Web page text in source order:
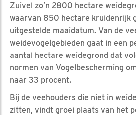
Zuivel zo’n 2800 hectare
waarvan 850 hectare kruidenrijk
uitgestelde maaidatum. Van de
weidevogelgebieden gaat in een
aantal hectare weidegrond dat
normen van Vogelbescherming
naar 33 procent.
Bij de veehouders die niet in
zitten, vindt groei plaats van het